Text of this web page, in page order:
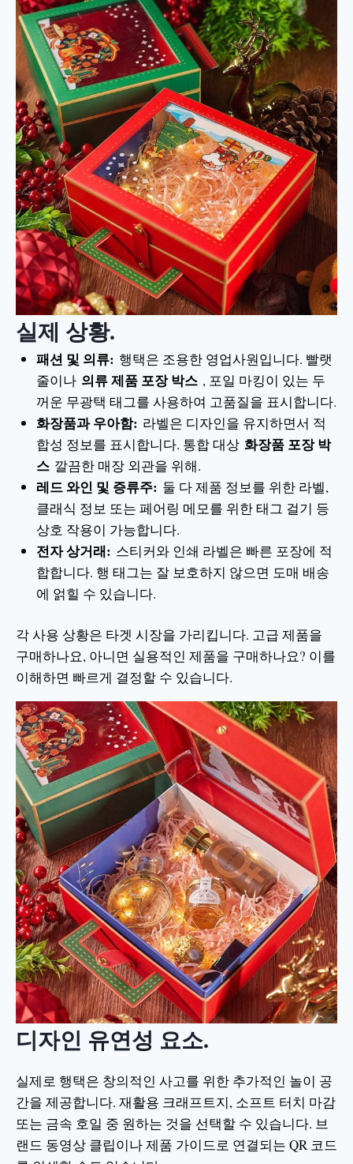
실제 상황.
패션 및 의류: 행택은 조용한 영업사원입니다. 빨랫
줄이나 의류 제품 포장 박스 , 포일 마킹이 있는 두
꺼운 무광택 태그를 사용하여 고품질을 표시합니다.
화장품과 우아함: 라벨은 디자인을 유지하면서 적
합성 정보를 표시합니다. 통합 대상 화장품 포장 박
스 깔끔한 매장 외관을 위해.
레드 와인 및 증류주: 둘 다 제품 정보를 위한 라벨,
클래식 정보 또는 페어링 메모를 위한 태그 걸기 등
상호 작용이 가능합니다.
전자 상거래: 스티커와 인쇄 라벨은 빠른 포장에 적
합합니다. 행 태그는 잘 보호하지 않으면 도매 배송
에 얽힐 수 있습니다.
각 사용 상황은 타겟 시장을 가리킵니다. 고급 제품을
구매하나요, 아니면 실용적인 제품을 구매하나요? 이를
이해하면 빠르게 결정할 수 있습니다.
디자인 유연성 요소.
실제로 행택은 창의적인 사고를 위한 추가적인 놀이 공
간을 제공합니다. 재활용 크래프트지, 소프트 터치 마감
또는 금속 호일 중 원하는 것을 선택할 수 있습니다. 브
랜드 동영상 클립이나 제품 가이드로 연결되는 QR 코드